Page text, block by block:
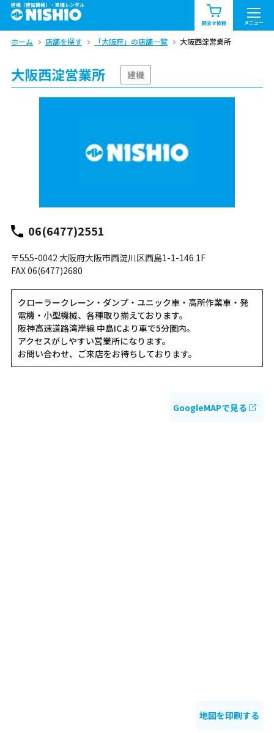
建機（建設機械）・重機レンタル
問合せ依頼 メニュー
商品一覧 お知らせ一覧
問合せ依頼リスト お問合せ
エリア情報を見る
北海道 東北 関東
ホーム 店舗を探す 「大阪府」の店舗一覧 大阪西淀営業所
大阪西淀営業所 建機
06(6477)2551
〒555-0042 大阪府大阪市西淀川区西島1-1-146 1F
FAX 06(6477)2680
クローラークレーン・ダンプ・ユニック車・高所作業車・発
電機・小型機械、各種取り揃えております。
阪神高速道路湾岸線 中島ICより車で5分圏内。
アクセスがしやすい営業所になります。
お問い合わせ、ご来店をお待ちしております。
GoogleMAPで見る
地図を印刷する